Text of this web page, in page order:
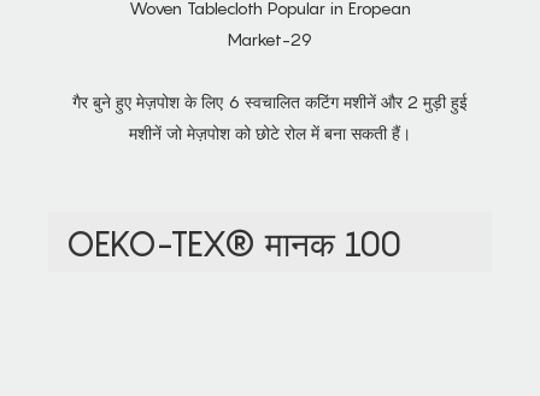
गैर बुने हुए मेज़पोश के लिए 6 स्वचालित कटिंग मशीनें और 2 मुड़ी हुई
मशीनें जो मेज़पोश को छोटे रोल में बना सकती हैं।
OEKO-TEX® मानक 100